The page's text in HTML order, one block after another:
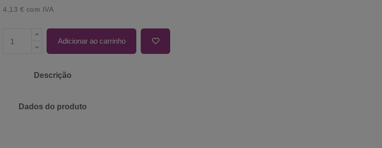
4,13 € com IVA
Adicionar ao carrinho
Descrição
Dados do produto